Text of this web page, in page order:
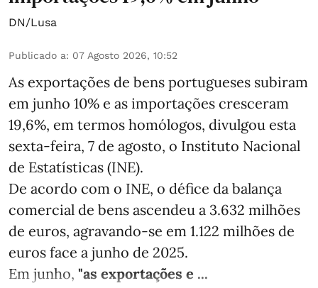
DN/Lusa
Publicado a: 07 Agosto 2026, 10:52
As exportações de bens portugueses subiram
em junho 10% e as importações cresceram
19,6%, em termos homólogos, divulgou esta
sexta-feira, 7 de agosto, o Instituto Nacional
de Estatísticas (INE).
De acordo com o INE, o défice da balança
comercial de bens ascendeu a 3.632 milhões
de euros, agravando-se em 1.122 milhões de
euros face a junho de 2025.
Em junho, "as exportações e ...